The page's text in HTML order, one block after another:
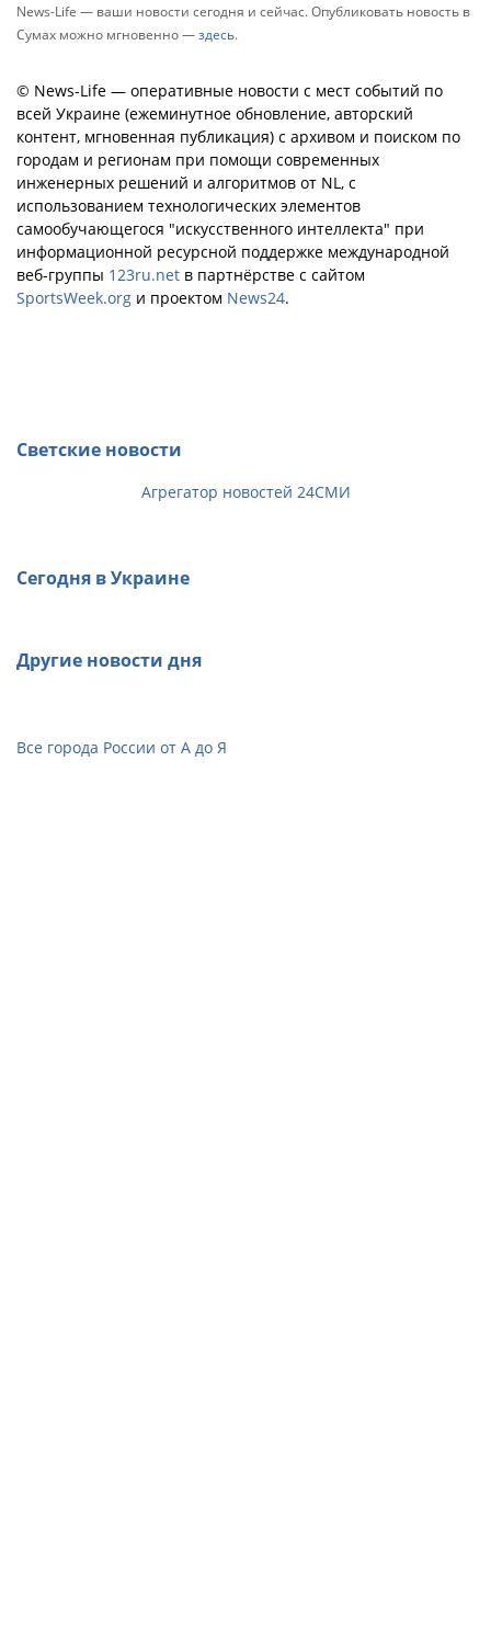
News-Life — ваши новости сегодня и сейчас. Опубликовать новость в
Сумах можно мгновенно —здесь.
© News-Life — оперативные новости с мест событий по
всей Украине (ежеминутное обновление, авторский
контент, мгновенная публикация) с архивом и поиском по
городам и регионам при помощи современных
инженерных решений и алгоритмов от NL, с
использованием технологических элементов
самообучающегося "искусственного интеллекта" при
информационной ресурсной поддержке международной
веб-группы 123ru.net в партнёрстве с сайтом
SportsWeek.org и проектом News24.
Светские новости
Агрегатор новостей 24СМИ
Сегодня в Украине
Другие новости дня
Все города России от А до Я